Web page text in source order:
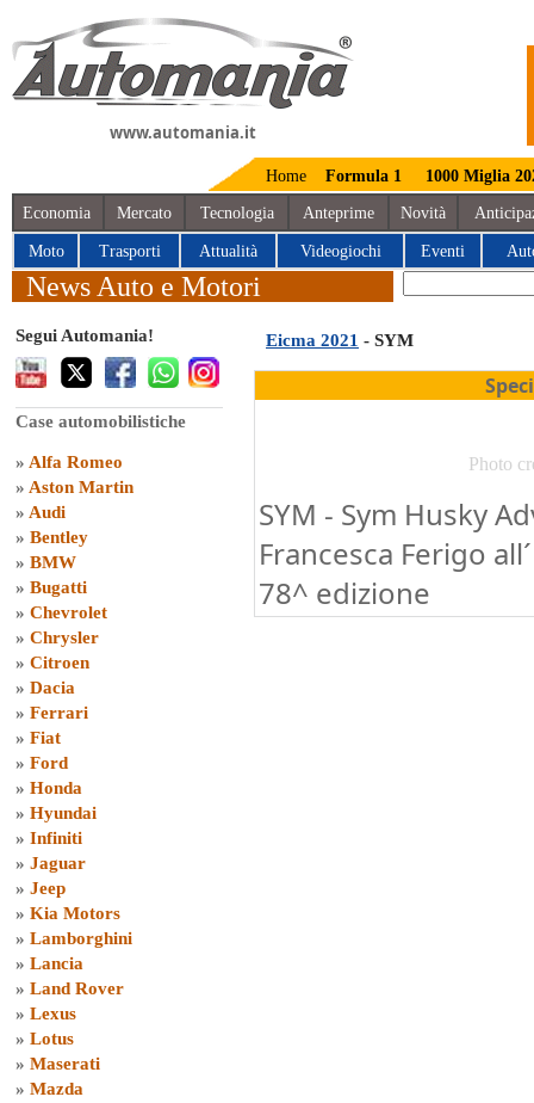
www.automania.it
Home Formula 1 1000 Miglia
Economia Mercato Tecnologia Anteprime Novità
Moto Trasporti Attualità Videogiochi Eventi
News Auto e Motori
Segui Automania!
Case automobilistiche
» Alfa Romeo
» Aston Martin
» Audi
» Bentley
» BMW
» Bugatti
» Chevrolet
» Chrysler
» Citroen
» Dacia
» Ferrari
» Fiat
» Ford
» Honda
» Hyundai
» Infiniti
» Jaguar
» Jeep
» Kia Motors
» Lamborghini
» Lancia
» Land Rover
» Lexus
» Lotus
» Maserati
» Mazda
Eicma 2021 - SYM
Photo
SYM - Sym Husky
Francesca Ferigo
78^ edizione